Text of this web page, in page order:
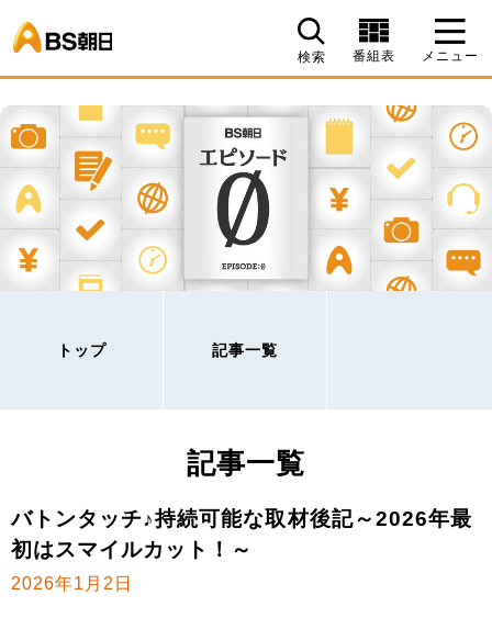
検索 番組表 メニュー
トップ 記事一覧
記事一覧
バトンタッチ♪持続可能な取材後記～2026年最
初はスマイルカット！～
2026年1月2日